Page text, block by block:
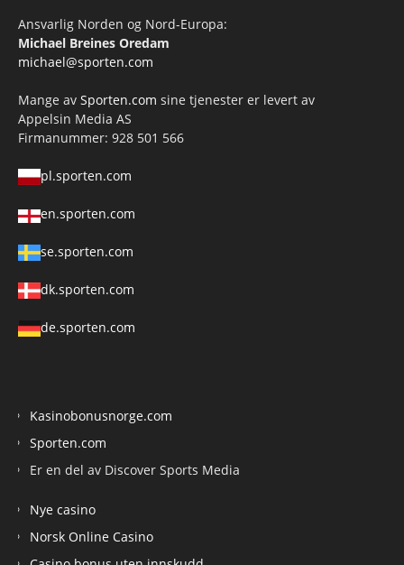
Ansvarlig Norden og Nord-Europa:
Michael Breines Oredam
michael@sporten.com
Mange av Sporten.com sine tjenester er levert av
Appelsin Media AS
Firmanummer: 928 501 566
pl.sporten.com
en.sporten.com
se.sporten.com
dk.sporten.com
de.sporten.com
Kasinobonusnorge.com
Sporten.com
Er en del av Discover Sports Media
Nye casino
Norsk Online Casino